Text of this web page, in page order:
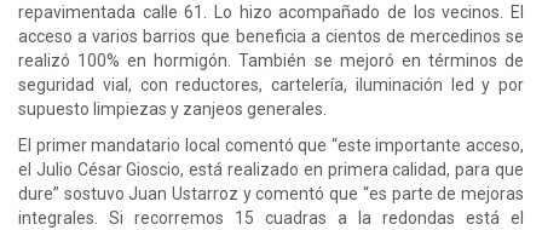
repavimentada calle 61. Lo hizo acompañado de los vecinos. El
acceso a varios barrios que beneficia a cientos de mercedinos se
realizó 100% en hormigón. También se mejoró en términos de
seguridad vial, con reductores, cartelería, iluminación led y por
supuesto limpiezas y zanjeos generales.
El primer mandatario local comentó que “este importante acceso,
el Julio César Gioscio, está realizado en primera calidad, para que
dure” sostuvo Juan Ustarroz y comentó que “es parte de mejoras
integrales. Si recorremos 15 cuadras a la redondas está el